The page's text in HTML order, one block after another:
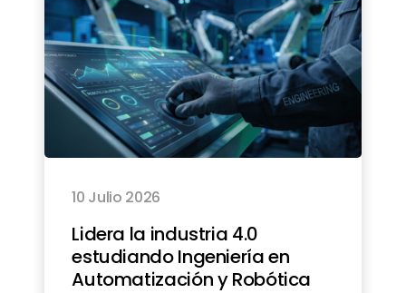
10 Julio 2026
Lidera la industria 4.0
estudiando Ingeniería en
Automatización y Robótica